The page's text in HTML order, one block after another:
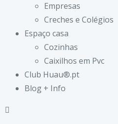
Empresas
Creches e Colégios
Espaço casa
Cozinhas
Caixilhos em Pvc
Club Huau®.pt
Blog + Info